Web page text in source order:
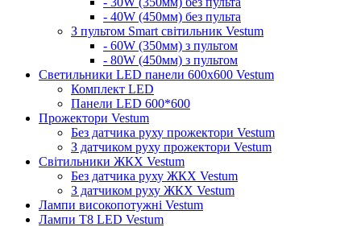
- 40W (450мм) без пульта
З пультом Smart світильник Vestum
- 60W (350мм) з пультом
- 80W (450мм) з пультом
Светильники LED панели 600х600 Vestum
Комплект LED
Панели LED 600*600
Прожектори Vestum
Без датчика руху прожектори Vestum
З датчиком руху прожектори Vestum
Світильники ЖКХ Vestum
Без датчика руху ЖКХ Vestum
З датчиком руху ЖКХ Vestum
Лампи високопотужні Vestum
Лампи Т8 LED Vestum